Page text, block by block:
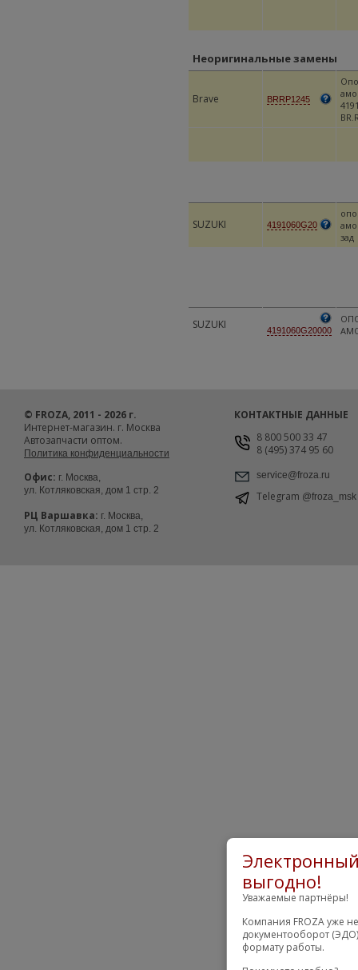
Неоригинальные замены
Brave BRRP1245
SUZUKI 4191060G20
зад
SUZUKI 4191060G20000
выгодно!
Уважаемые партнёры!
Компания FROZA уже
документооборот
формату работы.
© FROZA, 2011 - 2026 г.
Интернет-магазин. г. Москва
Автозапчасти оптом.
Политика конфиденциальности
Офис: г. Москва,
ул. Котляковская, дом 1 стр. 2
РЦ Варшавка: г. Москва,
ул. Котляковская, дом 1 стр. 2
КОНТАКТНЫЕ ДАННЫЕ
8 800 500 33 47
8 (495) 374 95 60
service@froza.ru
Telegram @froza_msk